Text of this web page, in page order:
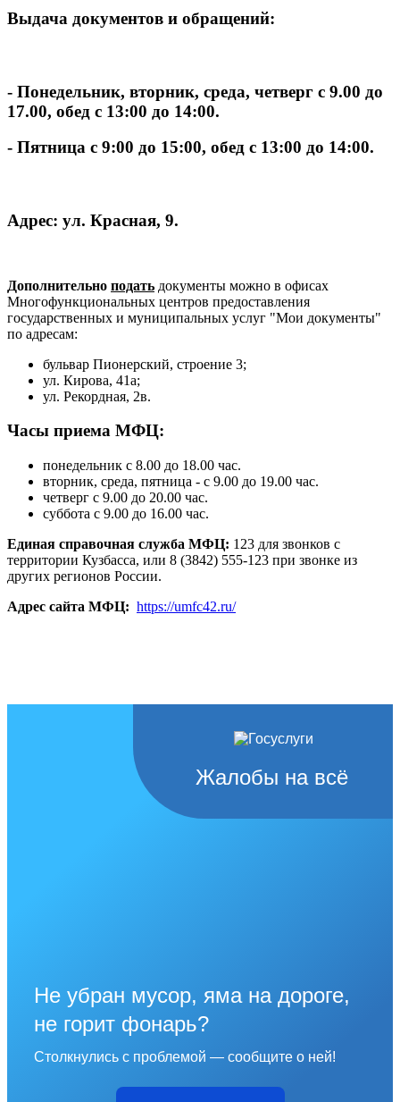
Выдача документов и обращений:
- Понедельник, вторник, среда, четверг с 9.00 до
17.00, обед с 13:00 до 14:00.
- Пятница с 9:00 до 15:00, обед с 13:00 до 14:00.
Адрес: ул. Красная, 9.
Дополнительно подать документы можно в офисах
Многофункциональных центров предоставления
государственных и муниципальных услуг "Мои документы"
по адресам:
бульвар Пионерский, строение 3;
ул. Кирова, 41а;
ул. Рекордная, 2в.
Часы приема МФЦ:
понедельник с 8.00 до 18.00 час.
вторник, среда, пятница - с 9.00 до 19.00 час.
четверг с 9.00 до 20.00 час.
суббота с 9.00 до 16.00 час.
Единая справочная служба МФЦ: 123 для звонков с
территории Кузбасса, или 8 (3842) 555-123 при звонке из
других регионов России.
Адрес сайта МФЦ: https://umfc42.ru/
Жалобы на всё
Не убран мусор, яма на дороге,
не горит фонарь?
Столкнулись с проблемой — сообщите о ней!